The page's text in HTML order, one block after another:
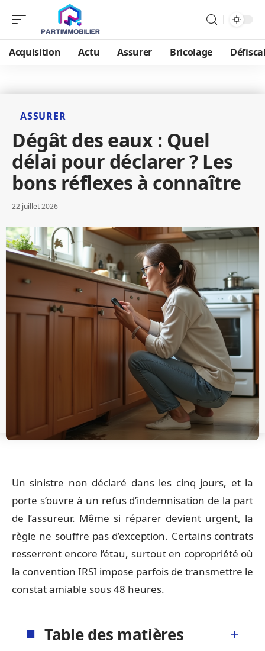
Acquisition Actu Assurer Bricolage
ASSURER
Dégât des eaux : Quel
délai pour déclarer ? Les
bons réflexes à connaître
22 juillet 2026
Un sinistre non déclaré dans les cinq jours, et la
porte s’ouvre à un refus d’indemnisation de la part
de l’assureur. Même si réparer devient urgent, la
règle ne souffre pas d’exception. Certains contrats
resserrent encore l’étau, surtout en copropriété où
la convention IRSI impose parfois de transmettre le
constat amiable sous 48 heures.
Table des matières